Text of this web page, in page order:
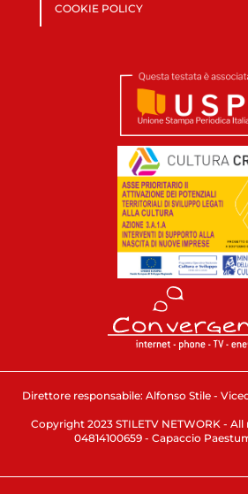
COOKIE POLICY
Direttore responsabile: Alfonso Stile -
Copyright 2023 STILETV NETWORK -
04814100659 - Capaccio